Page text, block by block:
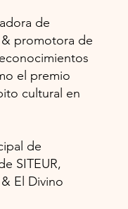
de
promotora de
el premio
cultural en
de
SITEUR,
El Divino